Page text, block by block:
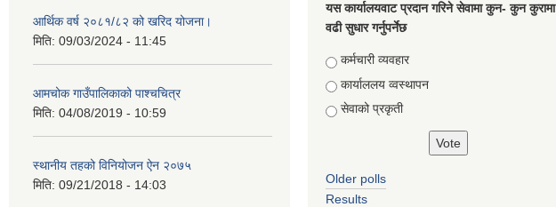
आर्थिक वर्ष २०८१/८२ को खरिद योजना।
मिति: 09/03/2024 - 11:45
आमचोक गाउँपालिकाको पाश्चचित्र
मिति: 04/08/2019 - 10:59
स्थानीय तहको विनियोजन ऐन २०७५
मिति: 09/21/2018 - 14:03
यस कार्यालयवाट प्रदान गरिने सेवामा कुन- कुन कुरामा
वढी सुधार गर्नुपर्नेछ
Choices
कर्मचारी व्यवहार
कार्याललय व्वस्थापन
सेवाको प्रकृती
Older polls
Results